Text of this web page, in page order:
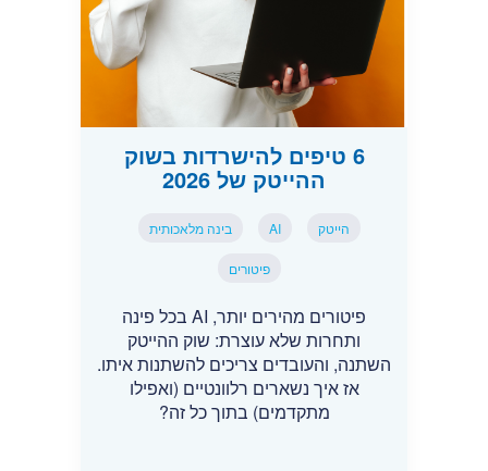
6 טיפים להישרדות בשוק
ההייטק של 2026
הייטק AI בינה מלאכותית
פיטורים
פיטורים מהירים יותר, AI בכל פינה
ותחרות שלא עוצרת: שוק ההייטק
השתנה, והעובדים צריכים להשתנות איתו.
אז איך נשארים רלוונטיים (ואפילו
מתקדמים) בתוך כל זה?